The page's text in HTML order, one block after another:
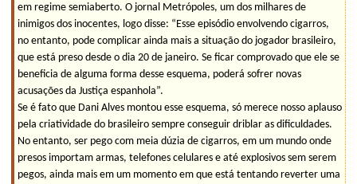
em regime semiaberto. O jornal Metrópoles, um dos milhares de
inimigos dos inocentes, logo disse: “Esse episódio envolvendo cigarros,
no entanto, pode complicar ainda mais a situação do jogador brasileiro,
que está preso desde o dia 20 de janeiro. Se ficar comprovado que ele se
beneficia de alguma forma desse esquema, poderá sofrer novas
acusações da Justiça espanhola”.
Se é fato que Dani Alves montou esse esquema, só merece nosso aplauso
pela criatividade do brasileiro sempre conseguir driblar as dificuldades.
No entanto, ser pego com meia dúzia de cigarros, em um mundo onde
presos importam armas, telefones celulares e até explosivos sem serem
pegos, ainda mais em um momento em que está tentando reverter uma